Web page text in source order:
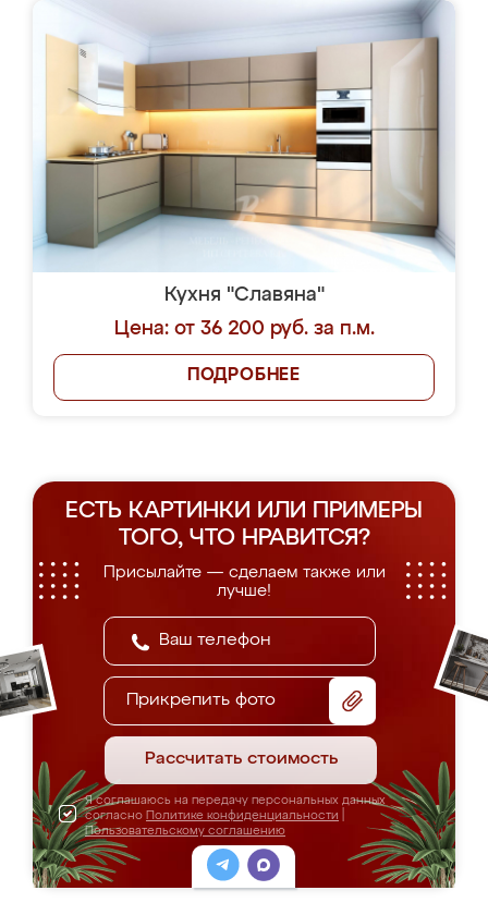
Кухня "Славяна"
Цена: от 36 200 руб. за п.м.
ПОДРОБНЕЕ
ЕСТЬ КАРТИНКИ ИЛИ ПРИМЕРЫ
ТОГО, ЧТО НРАВИТСЯ?
Присылайте — сделаем также или
лучше!
Прикрепить фото
Рассчитать стоимость
Я соглашаюсь на передачу персональных данных
согласно Политике конфиденциальности
Пользовательскому соглашению